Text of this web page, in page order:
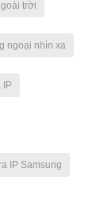
trời
ngoại nhìn xa
IP
IP Samsung